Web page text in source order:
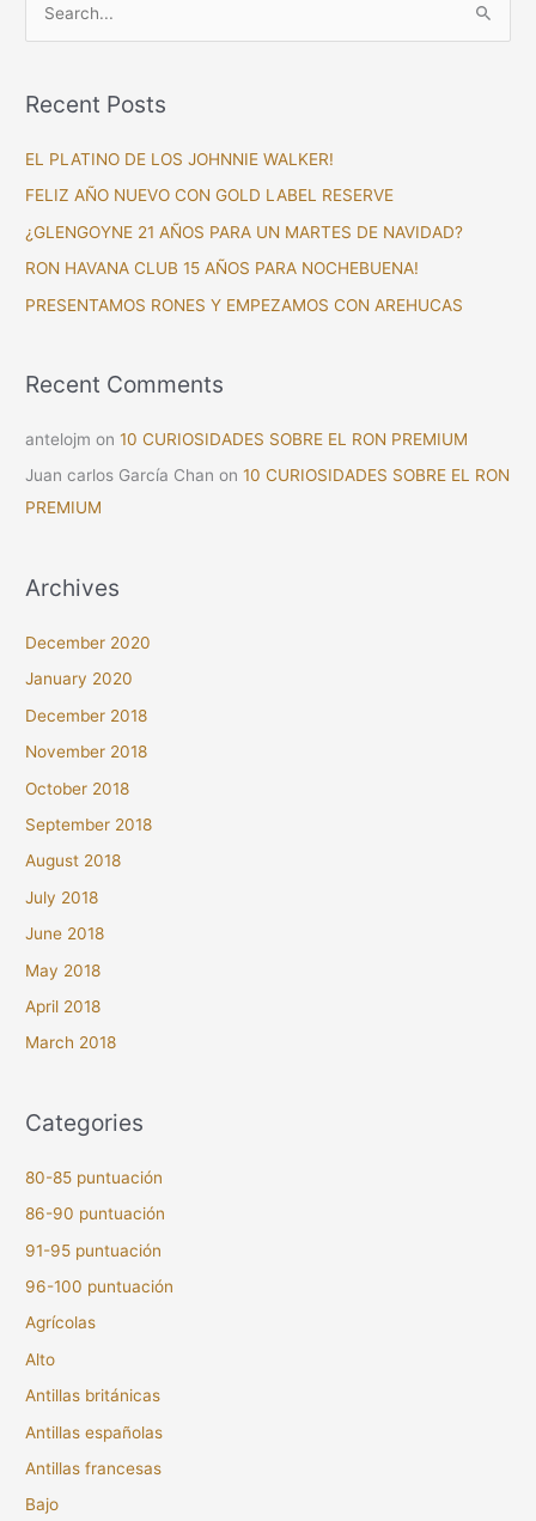
r
o
r
:
Recent Posts
EL PLATINO DE LOS JOHNNIE WALKER!
FELIZ AÑO NUEVO CON GOLD LABEL RESERVE
¿GLENGOYNE 21 AÑOS PARA UN MARTES DE NAVIDAD?
RON HAVANA CLUB 15 AÑOS PARA NOCHEBUENA!
PRESENTAMOS RONES Y EMPEZAMOS CON AREHUCAS
Recent Comments
antelojm on10 CURIOSIDADES SOBRE EL RON PREMIUM
Juan carlos García Chan on10 CURIOSIDADES SOBRE EL RON
PREMIUM
Archives
December 2020
January 2020
December 2018
November 2018
October 2018
September 2018
August 2018
July 2018
June 2018
May 2018
April 2018
March 2018
Categories
80-85 puntuación
86-90 puntuación
91-95 puntuación
96-100 puntuación
Agrícolas
Alto
Antillas británicas
Antillas españolas
Antillas francesas
Bajo